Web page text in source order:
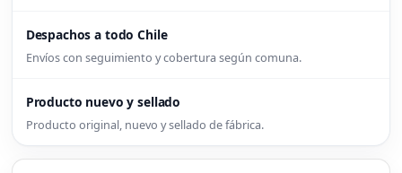
Despachos a todo Chile
Envíos con seguimiento y cobertura según comuna.
Producto nuevo y sellado
Producto original, nuevo y sellado de fábrica.